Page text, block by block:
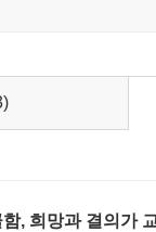
개척과 원주민 학
‘용광로 신화’.
전략. 지금도 미국
동일시하면서 구
, 플랜테이션 농
, 희망과 결의가